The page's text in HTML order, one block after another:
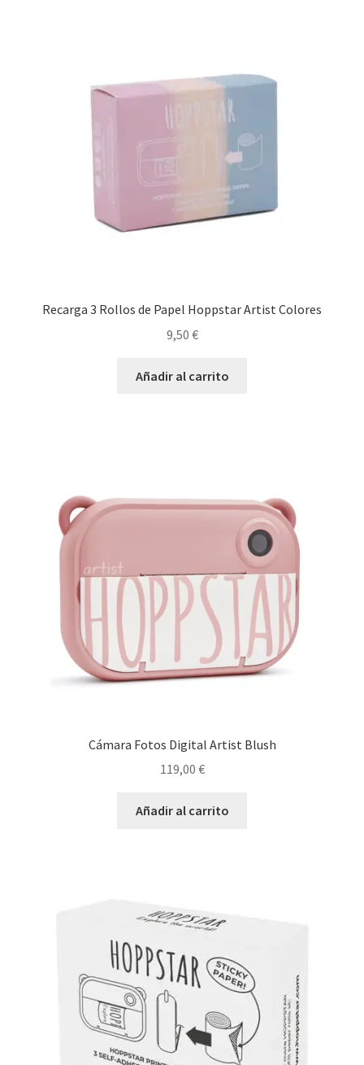
Recarga 3 Rollos de Papel Hoppstar Artist Colores
9,50 €
Añadir al carrito
Cámara Fotos Digital Artist Blush
119,00 €
Añadir al carrito